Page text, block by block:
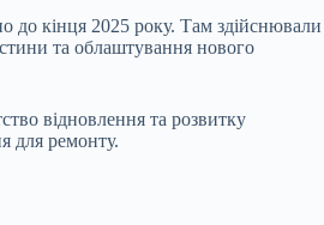
до кінця 2025 року. Там здійснювали
та облаштування нового
відновлення та розвитку
для ремонту.